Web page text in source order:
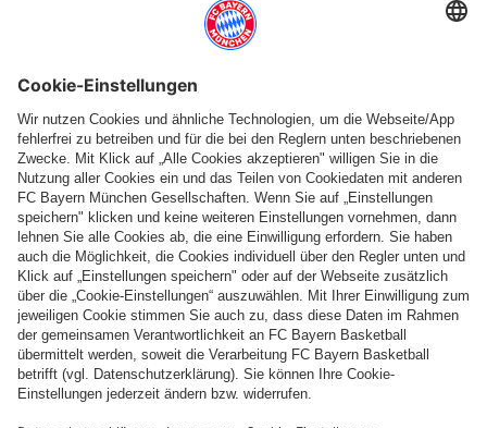
Zur Startseite
Basketball Frauen Handball Schach Schiedsrichter
Seniorenfußball
Tischtennis